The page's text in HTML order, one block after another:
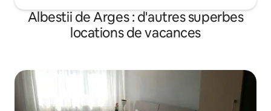
Albestii de Arges : d'autres superbes
locations de vacances